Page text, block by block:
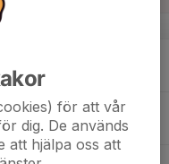
för att vår
dig. De används
att hjälpa oss att